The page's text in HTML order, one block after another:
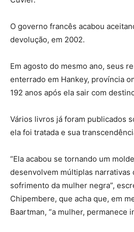
O governo francês acabou
devolução, em 2002.
Em agosto do mesmo ano, seus
enterrado em Hankey, província
192 anos após ela sair com
Vários livros já foram publicados
ela foi tratada e sua
“Ela acabou se tornando um
desenvolvem múltiplas narrativas
sofrimento da mulher negra”,
Chipembere, que acha que, em
Baartman, “a mulher, permanece